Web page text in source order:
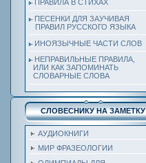
ПРАВИЛА В СТИХАХ
ПЕСЕНКИ ДЛЯ ЗАУЧИВАЯ
ПРАВИЛ РУССКОГО ЯЗЫКА
ИНОЯЗЫЧНЫЕ ЧАСТИ СЛОВ
НЕПРАВИЛЬНЫЕ ПРАВИЛА,
ИЛИ КАК ЗАПОМИНАТЬ
СЛОВАРНЫЕ СЛОВА
СЛОВЕСНИКУ НА ЗАМЕТКУ
АУДИОКНИГИ
МИР ФРАЗЕОЛОГИИ